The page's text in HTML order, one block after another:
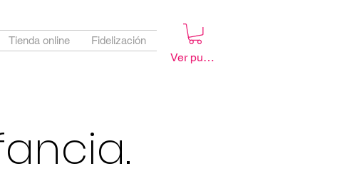
Tienda online Fidelización
Ver puntos